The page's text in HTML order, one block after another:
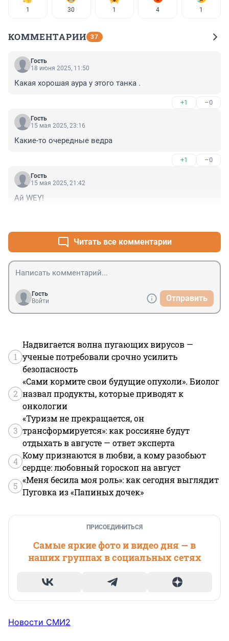
1 30 1 4 1
КОММЕНТАРИИ 37
Гость
18 июня 2025, 11:50
Какая хорошая аура у этого танка .
+1 –0
Гость
15 мая 2025, 23:16
Какие-то очередные ведра
+1 –0
Гость
15 мая 2025, 21:42
Ай WEY!
Читать все комментарии
Гость
Войти
Отправить
1
Надвигается волна пугающих вирусов —
ученые потребовали срочно усилить
безопасность
2
«Сами кормите свои будущие опухоли». Биолог
назвал продукты, которые приводят к
онкологии
3
«Туризм не прекращается, он
трансформируется»: как россияне будут
отдыхать в августе — ответ эксперта
4
Кому признаются в любви, а кому разобьют
сердце: любовный гороскоп на август
5
«Меня бесила моя роль»: как сегодня выглядит
Пуговка из «Папиных дочек»
ПРИСОЕДИНИТЬСЯ
Самые яркие фото и видео дня — в
наших группах в социальных сетях
Новости СМИ2